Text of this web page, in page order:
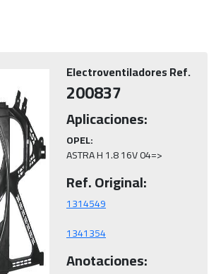
Electroventiladores Ref.
200837
Aplicaciones:
OPEL:
ASTRA H 1.8 16V 04=>
Ref. Original:
1341354
Anotaciones: